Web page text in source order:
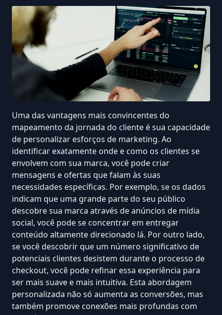
Uma das vantagens mais convincentes do
mapeamento da jornada do cliente é sua capacidade
de personalizar esforços de marketing. Ao
identificar exatamente onde e como os clientes se
envolvem com sua marca, você pode criar
mensagens e ofertas que falam às suas
necessidades específicas. Por exemplo, se os dados
indicam que uma grande parte do seu público
descobre sua marca através deanúncios de mídia
social, você pode se concentrar em entregar
conteúdo altamente direcionado lá. Por outro lado,
se você descobrir que um número significativo de
potenciais clientes desistem durante o processo de
checkout, você pode refinar essa experiência para
ser mais suave e mais intuitiva. Esta abordagem
personalizada não só aumenta as conversões, mas
também promove conexões mais profundas com